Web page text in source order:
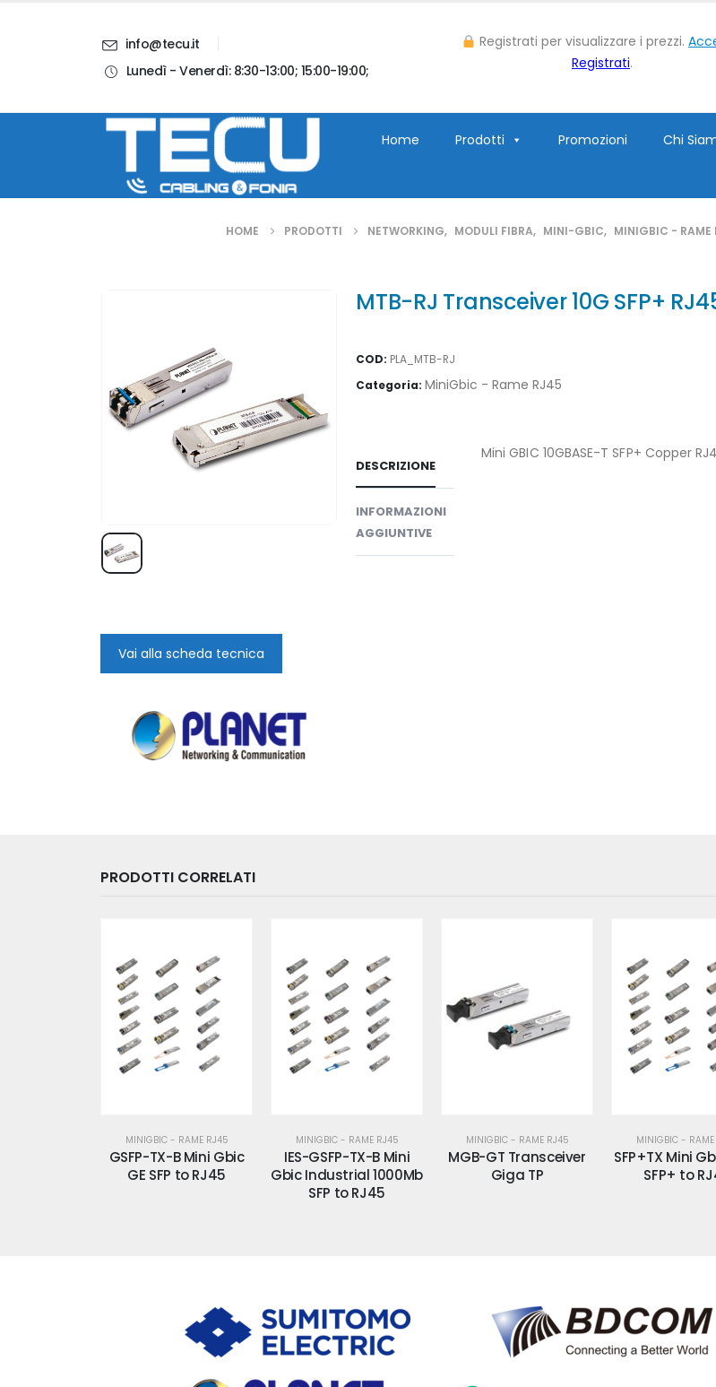
info@tecu.it
Lunedì - Venerdì: 8:30-13:00; 15:00-19:00;
Registrati per visualizzare i prezzi.
Registrati.
Home Prodotti Promozioni Chi
HOME PRODOTTI NETWORKING, MODULI FIBRA, MINI-GBIC, MINIGBIC - RAME
Vai alla scheda tecnica
MTB-RJ Transceiver 10G SFP+
COD: PLA_MTB-RJ
Categoria: MiniGbic - Rame RJ45
DESCRIZIONE
INFORMAZIONI
AGGIUNTIVE
Mini GBIC 10GBASE-T SFP+ Copper
PRODOTTI CORRELATI
MINIGBIC - RAME RJ45
GSFP-TX-B Mini Gbic
GE SFP to RJ45
MINIGBIC - RAME RJ45
IES-GSFP-TX-B Mini
Gbic Industrial 1000Mb
SFP to RJ45
MINIGBIC - RAME RJ45
MGB-GT Transceiver
Giga TP
MINIGBIC -
SFP+TX Mini
SFP+ to
Blog Contatti Account